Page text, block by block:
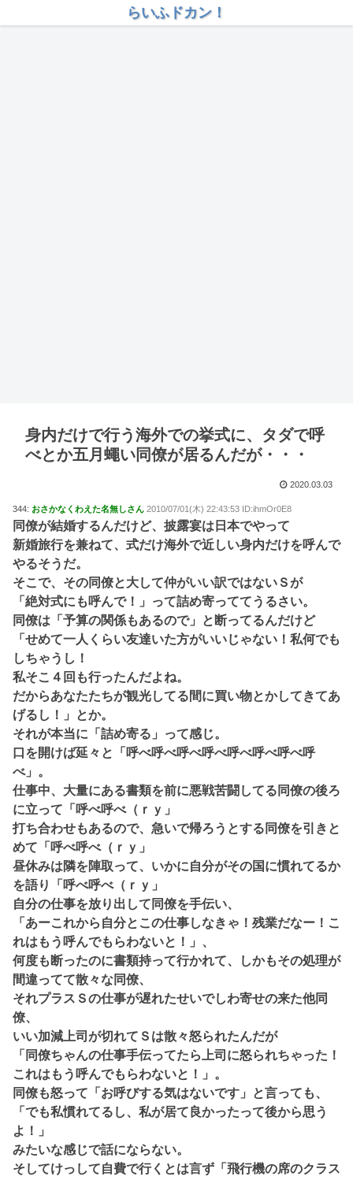
らいふドカン！
身内だけで行う海外での挙式に、タダで呼
べとか五月蠅い同僚が居るんだが・・・
2020.03.03
344: おさかなくわえた名無しさん 2010/07/01(木) 22:43:53 ID:ihmOr0E8
同僚が結婚するんだけど、披露宴は日本でやって
新婚旅行を兼ねて、式だけ海外で近しい身内だけを呼んで
やるそうだ。
そこで、その同僚と大して仲がいい訳ではないＳが
「絶対式にも呼んで！」って詰め寄っててうるさい。
同僚は「予算の関係もあるので」と断ってるんだけど
「せめて一人くらい友達いた方がいいじゃない！私何でも
しちゃうし！
私そこ４回も行ったんだよね。
だからあなたたちが観光してる間に買い物とかしてきてあ
げるし！」とか。
それが本当に「詰め寄る」って感じ。
口を開けば延々と「呼べ呼べ呼べ呼べ呼べ呼べ呼べ呼
べ」。
仕事中、大量にある書類を前に悪戦苦闘してる同僚の後ろ
に立って「呼べ呼べ（ｒｙ」
打ち合わせもあるので、急いで帰ろうとする同僚を引きと
めて「呼べ呼べ（ｒｙ」
昼休みは隣を陣取って、いかに自分がその国に慣れてるか
を語り「呼べ呼べ（ｒｙ」
自分の仕事を放り出して同僚を手伝い、
「あーこれから自分とこの仕事しなきゃ！残業だなー！こ
れはもう呼んでもらわないと！」、
何度も断ったのに書類持って行かれて、しかもその処理が
間違ってて散々な同僚、
それプラスＳの仕事が遅れたせいでしわ寄せの来た他同
僚、
いい加減上司が切れてＳは散々怒られたんだが
「同僚ちゃんの仕事手伝ってたら上司に怒られちゃった！
これはもう呼んでもらわないと！」。
同僚も怒って「お呼びする気はないです」と言っても、
「でも私慣れてるし、私が居て良かったって後から思う
よ！」
みたいな感じで話にならない。
そしてけっして自費で行くとは言ず「飛行機の席のクラス